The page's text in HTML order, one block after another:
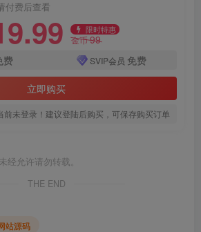
付费后查看
限时特惠
金币99
费 SVIP会员 免费
立即购买
前未登录！建议登陆后购买，可保存购买订单
经允许请勿转载。
THE END
站源码